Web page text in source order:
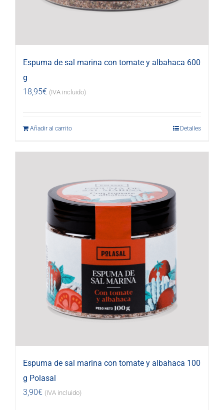
Espuma de sal marina con tomate y albahaca 600
g
18,95€ (IVA incluido)
Añadir al carrito Detalles
Espuma de sal marina con tomate y albahaca 100
g Polasal
3,90€ (IVA incluido)